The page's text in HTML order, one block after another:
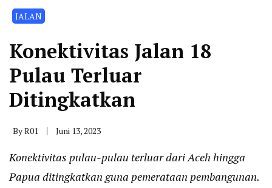
JALAN
Konektivitas Jalan 18
Pulau Terluar
Ditingkatkan
ByR01 Juni 13, 2023
Konektivitas pulau-pulau terluar dari Aceh hingga
Papua ditingkatkan guna pemerataan pembangunan.